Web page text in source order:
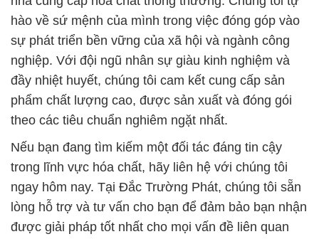
hào về sứ mệnh của mình trong việc đóng góp vào
sự phát triển bền vững của xã hội và ngành công
nghiệp. Với đội ngũ nhân sự giàu kinh nghiệm và
đầy nhiệt huyết, chúng tôi cam kết cung cấp sản
phẩm chất lượng cao, được sản xuất và đóng gói
theo các tiêu chuẩn nghiêm ngặt nhất.
Nếu bạn đang tìm kiếm một đối tác đáng tin cậy
trong lĩnh vực hóa chất, hãy liên hệ với chúng tôi
ngay hôm nay. Tại Đắc Trường Phát, chúng tôi sẵn
lòng hỗ trợ và tư vấn cho bạn để đảm bảo bạn nhận
được giải pháp tốt nhất cho mọi vấn đề liên quan